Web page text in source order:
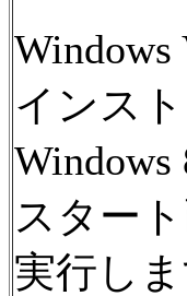
インス
スター
実行しま